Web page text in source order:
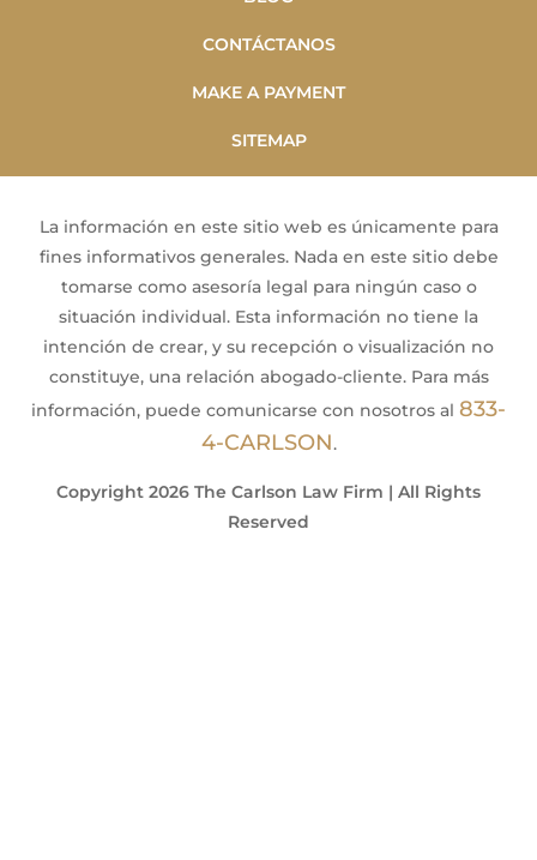
CONTÁCTANOS
MAKE A PAYMENT
SITEMAP
La información en este sitio web es únicamente para
fines informativos generales. Nada en este sitio debe
tomarse como asesoría legal para ningún caso o
situación individual. Esta información no tiene la
intención de crear, y su recepción o visualización no
constituye, una relación abogado-cliente. Para más
información, puede comunicarse con nosotros al 833-
4-CARLSON.
Copyright 2026 The Carlson Law Firm | All Rights
Reserved